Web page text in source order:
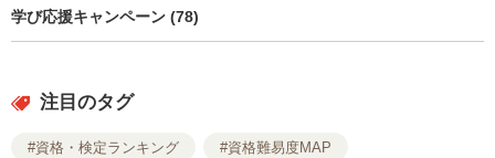
学び応援キャンペーン (78)
注目のタグ
#資格・検定ランキング #資格難易度MAP